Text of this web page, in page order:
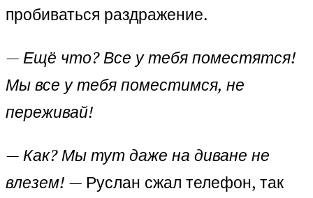
пробиваться раздражение.
— Ещё что? Все у тебя поместятся!
Мы все у тебя поместимся, не
переживай!
— Как? Мы тут даже на диване не
влезем! — Руслан сжал телефон, так